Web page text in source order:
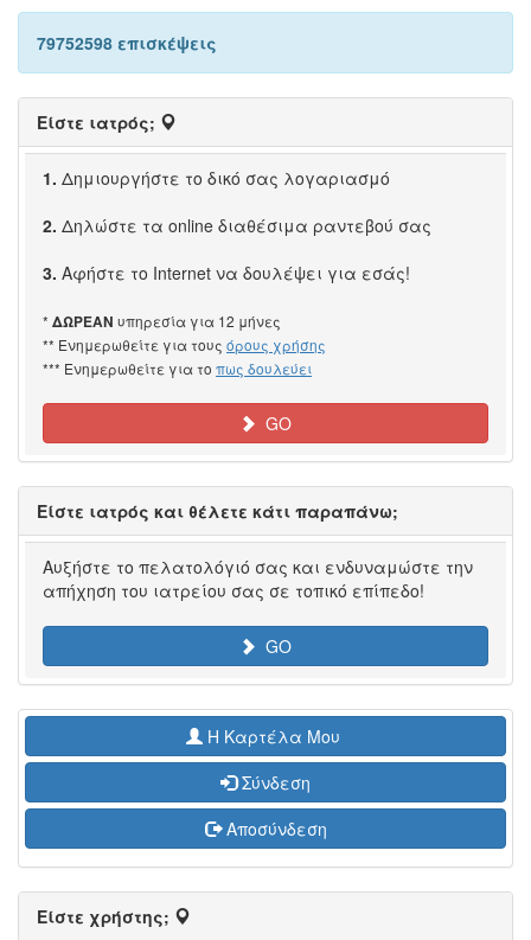
79752598 επισκέψεις
Είστε ιατρός;
1. Δημιουργήστε το δικό σας λογαριασμό
2. Δηλώστε τα online διαθέσιμα ραντεβού σας
3. Αφήστε το Internet να δουλέψει για εσάς!
* ΔΩΡΕΑΝ υπηρεσία για 12 μήνες
** Ενημερωθείτε για τους όρους χρήσης
*** Ενημερωθείτε για το πως δουλεύει
GO
Είστε ιατρός και θέλετε κάτι παραπάνω;
Αυξήστε το πελατολόγιό σας και ενδυναμώστε την
απήχηση του ιατρείου σας σε τοπικό επίπεδο!
GO
H Καρτέλα Μου
Σύνδεση
Αποσύνδεση
Είστε χρήστης;